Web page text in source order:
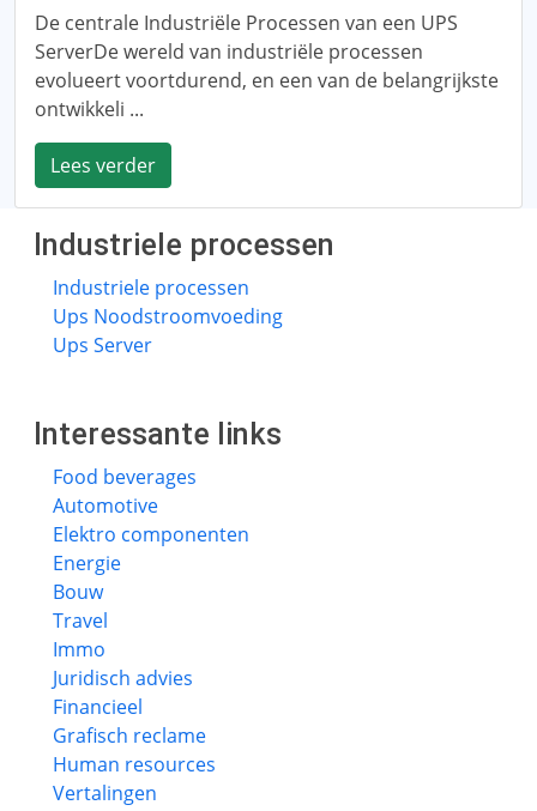
De centrale Industriële Processen van een UPS
ServerDe wereld van industriële processen
evolueert voortdurend, en een van de belangrijkste
ontwikkeli ...
Lees verder
Industriele processen
Industriele processen
Ups Noodstroomvoeding
Ups Server
Interessante links
Food beverages
Automotive
Elektro componenten
Energie
Bouw
Travel
Immo
Juridisch advies
Financieel
Grafisch reclame
Human resources
Vertalingen